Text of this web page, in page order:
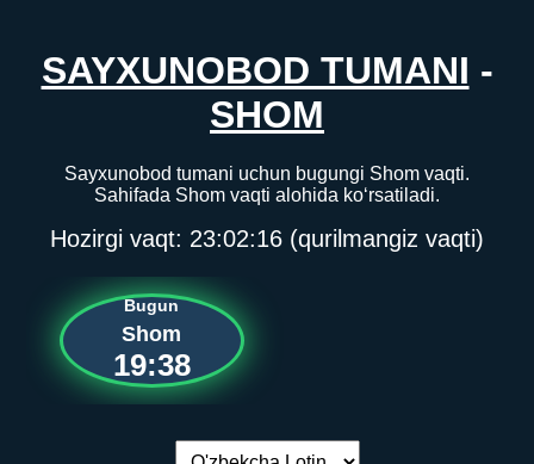
SAYXUNOBOD TUMANI -
SHOM
Sayxunobod tumani uchun bugungi Shom vaqti.
Sahifada Shom vaqti alohida ko‘rsatiladi.
Hozirgi vaqt: 23:02:16 (qurilmangiz vaqti)
Bugun
Shom
19:38